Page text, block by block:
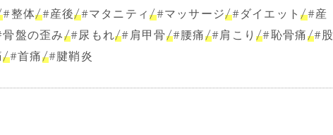
#整体/#産後/#マタニティ/#マッサージ/#ダイエット/#産
盤の歪み/#尿もれ/#肩甲骨/#腰痛/#肩こり/#恥骨痛/#股
/#首痛/#腱鞘炎